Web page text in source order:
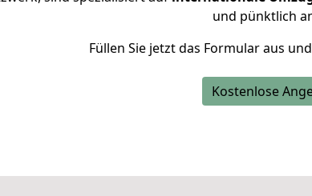
und pünktlich
Füllen Sie jetzt das Formular aus
Kostenlose